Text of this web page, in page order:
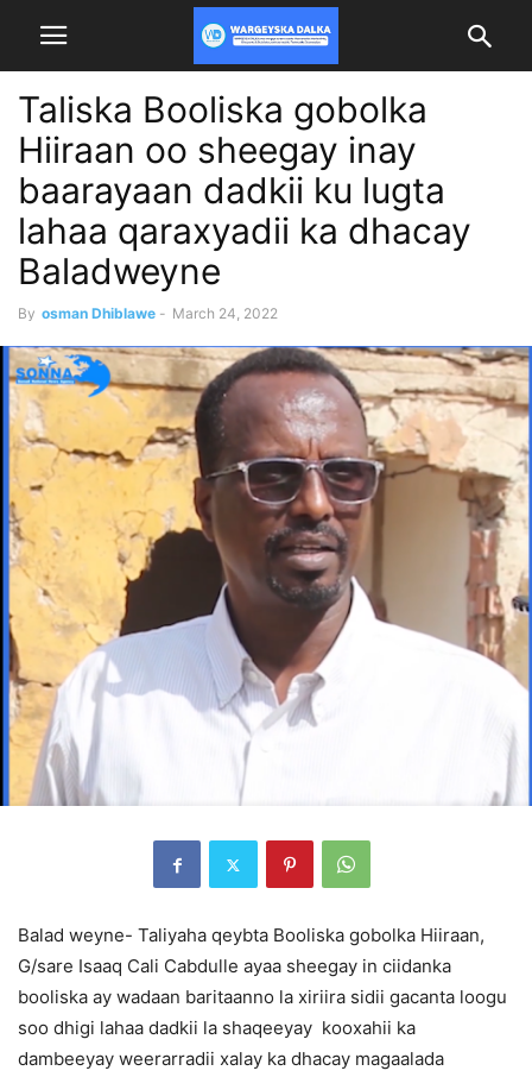
Taliska Booliska gobolka
Hiiraan oo sheegay inay
baarayaan dadkii ku lugta
lahaa qaraxyadii ka dhacay
Baladweyne
By osman Dhiblawe - March 24, 2022
Balad weyne- Taliyaha qeybta Booliska gobolka Hiiraan,
G/sare Isaaq Cali Cabdulle ayaa sheegay in ciidanka
booliska ay wadaan baritaanno la xiriira sidii gacanta loogu
soo dhigi lahaa dadkii la shaqeeyay kooxahii ka
dambeeyay weerarradii xalay ka dhacay magaalada